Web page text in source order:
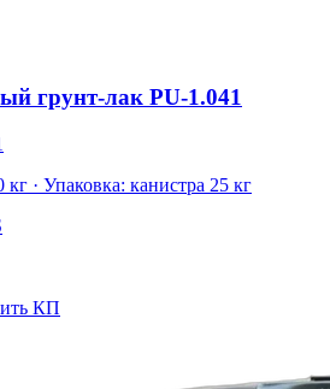
грунт-лак PU-1.041
кг · Упаковка: канистра 25 кг
КП